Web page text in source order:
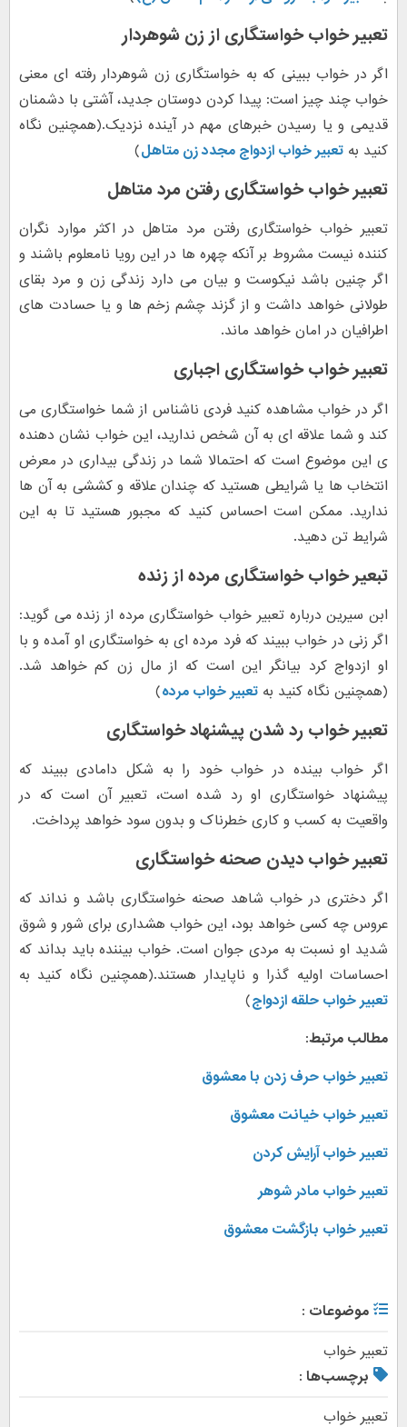
تعبیر خواب خواستگاری از زن شوهردار
اگر در خواب ببینی که به خواستگاری زن شوهردار رفته ای معنی
خواب چند چیز است: پیدا کردن دوستان جدید، آشتی با دشمنان
قدیمی و یا رسیدن خبرهای مهم در آینده نزدیک.(همچنین نگاه
کنید به تعبیر خواب ازدواج مجدد زن متاهل)
تعبیر خواب خواستگاری رفتن مرد متاهل
تعبیر خواب خواستگاری رفتن مرد متاهل در اکثر موارد نگران
کننده نیست مشروط بر آنکه چهره ها در این رویا نامعلوم باشند و
اگر چنین باشد نیکوست و بیان می دارد زندگی زن و مرد بقای
طولانی خواهد داشت و از گزند چشم زخم ها و یا حسادت های
اطرافیان در امان خواهد ماند.
تعبیر خواب خواستگاری اجباری
اگر در خواب مشاهده کنید فردی ناشناس از شما خواستگاری می
کند و شما علاقه ای به آن شخص ندارید، این خواب نشان دهنده
ی این موضوع است که احتمالا شما در زندگی بیداری در معرض
انتخاب ها یا شرایطی هستید که چندان علاقه و کششی به آن ها
ندارید. ممکن است احساس کنید که مجبور هستید تا به این
شرایط تن دهید.
تبعیر خواب خواستگاری مرده از زنده
ابن سیرین درباره تعبیر خواب خواستگاری مرده از زنده می گوید:
اگر زنی در خواب ببیند که فرد مرده ای به خواستگاری او آمده و با
او ازدواج کرد بیانگر این است که از مال زن کم خواهد شد.
(همچنین نگاه کنید به تعبیر خواب مرده)
تعبیر خواب رد شدن پیشنهاد خواستگاری
اگر خواب بینده در خواب خود را به شکل دامادی ببیند که
پیشنهاد خواستگاری او رد شده است، تعبیر آن است که در
واقعیت به کسب و کاری خطرناک و بدون سود خواهد پرداخت.
تعبیر خواب دیدن صحنه خواستگاری
اگر دختری در خواب شاهد صحنه خواستگاری باشد و نداند که
عروس چه کسی خواهد بود، این خواب هشداری برای شور و شوق
شدید او نسبت به مردی جوان است. خواب بیننده باید بداند که
احساسات اولیه گذرا و ناپایدار هستند.(همچنین نگاه کنید به
تعبیر خواب حلقه ازدواج)
مطالب مرتبط:
تعبیر خواب حرف زدن با معشوق
تعبیر خواب خیانت معشوق
تعبیر خواب آرایش کردن
تعبیر خواب مادر شوهر
تعبیر خواب بازگشت معشوق
موضوعات :
تعبیر خواب
برچسب‌ها :
تعبیر خواب